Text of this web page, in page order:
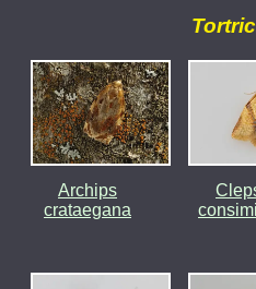
Archips
crataegana